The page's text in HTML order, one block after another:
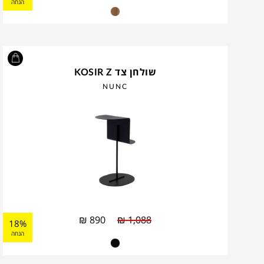
שולחן צד KOSIR Z
NUNC
₪1,088
₪ 890
18%
הנחה